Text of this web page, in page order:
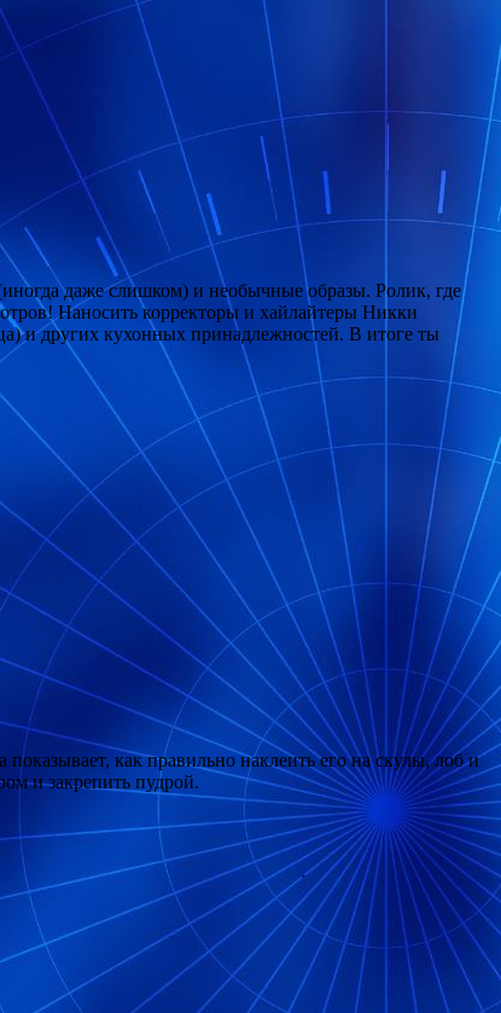
даже слишком) и необычные образы. Ролик, где
Наносить корректоры и хайлайтеры Никки
и других кухонных принадлежностей. В итоге ты
как правильно наклеить его на скулы, лоб и
и закрепить пудрой.